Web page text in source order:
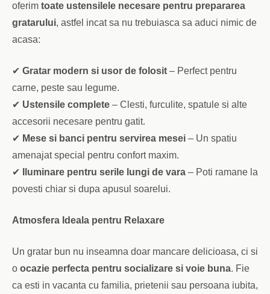
oferim toate ustensilele necesare pentru prepararea
gratarului, astfel incat sa nu trebuiasca sa aduci nimic de
acasa:
✔ Gratar modern si usor de folosit – Perfect pentru
carne, peste sau legume.
✔ Ustensile complete – Clesti, furculite, spatule si alte
accesorii necesare pentru gatit.
✔ Mese si banci pentru servirea mesei – Un spatiu
amenajat special pentru confort maxim.
✔
Iluminare pentru serile lungi de vara – Poti ramane la
povesti chiar si dupa apusul soarelui.
Atmosfera Ideala pentru Relaxare
Un gratar bun nu inseamna doar mancare delicioasa, ci si
o ocazie perfecta pentru socializare si voie buna. Fie
ca esti in vacanta cu familia, prietenii sau persoana iubita,